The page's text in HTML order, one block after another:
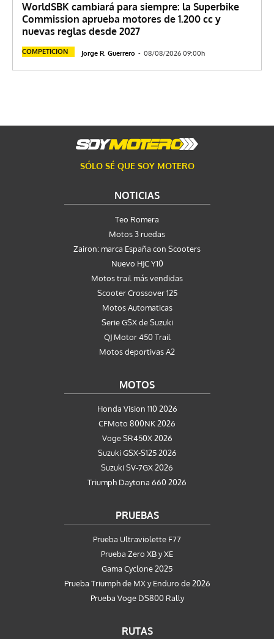
WorldSBK cambiará para siempre: la Superbike
Commission aprueba motores de 1.200 cc y
nuevas reglas desde 2027
COMPETICION Jorge R. Guerrero - 08/08/2026 09:00h
SÓLO SÉ QUE SOY MOTERO
NOTICIAS
Teo Romera
Motos 3 ruedas
Zairon: marca España con Scooters
Nuevo HJC Y10
Motos trail más vendidas
Scooter Crossover 125
Motos Automaticas
Serie GSX de Suzuki
QJ Motor 450 Trail
Motos deportivas A2
MOTOS
Honda Vision 110 2026
CFMoto 800NK 2026
Voge SR450X 2026
Suzuki GSX-S125 2026
Suzuki SV-7GX 2026
Triumph Daytona 660 2026
PRUEBAS
Prueba Ultraviolette F77
Prueba Zero XB y XE
Gama Cyclone 2025
Prueba Triumph de MX y Enduro de 2026
Prueba Voge DS800 Rally
RUTAS